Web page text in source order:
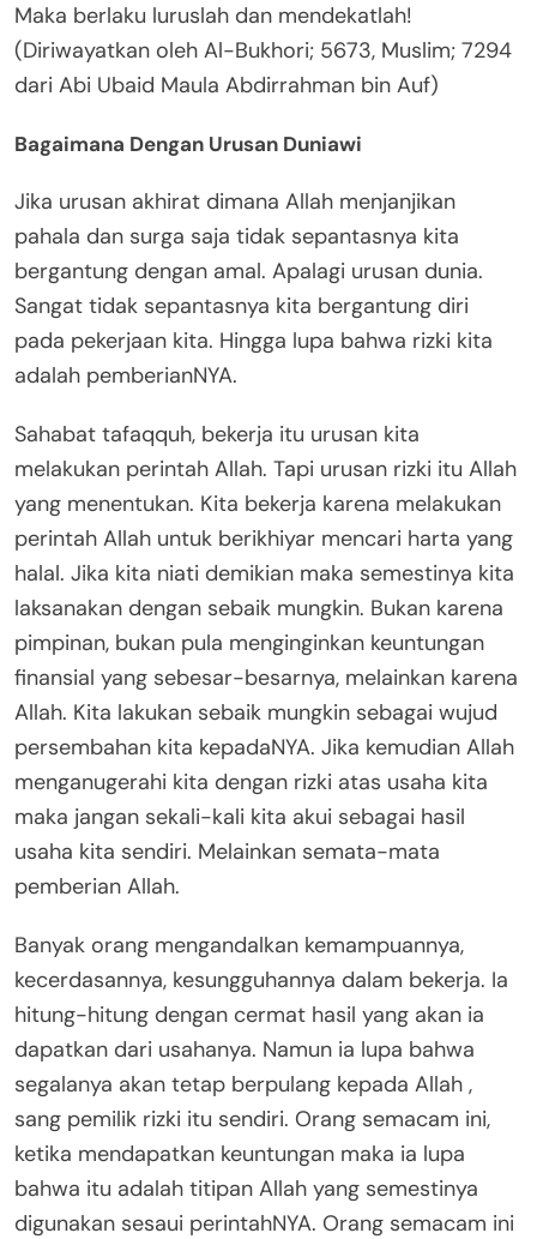
Maka berlaku luruslah dan mendekatlah!
(Diriwayatkan oleh Al-Bukhori; 5673, Muslim; 7294
dari Abi Ubaid Maula Abdirrahman bin Auf)
Bagaimana Dengan Urusan Duniawi
Jika urusan akhirat dimana Allah menjanjikan
pahala dan surga saja tidak sepantasnya kita
bergantung dengan amal. Apalagi urusan dunia.
Sangat tidak sepantasnya kita bergantung diri
pada pekerjaan kita. Hingga lupa bahwa rizki kita
adalah pemberianNYA.
Sahabat tafaqquh, bekerja itu urusan kita
melakukan perintah Allah. Tapi urusan rizki itu Allah
yang menentukan. Kita bekerja karena melakukan
perintah Allah untuk berikhiyar mencari harta yang
halal. Jika kita niati demikian maka semestinya kita
laksanakan dengan sebaik mungkin. Bukan karena
pimpinan, bukan pula menginginkan keuntungan
finansial yang sebesar-besarnya, melainkan karena
Allah. Kita lakukan sebaik mungkin sebagai wujud
persembahan kita kepadaNYA. Jika kemudian Allah
menganugerahi kita dengan rizki atas usaha kita
maka jangan sekali-kali kita akui sebagai hasil
usaha kita sendiri. Melainkan semata-mata
pemberian Allah.
Banyak orang mengandalkan kemampuannya,
kecerdasannya, kesungguhannya dalam bekerja. Ia
hitung-hitung dengan cermat hasil yang akan ia
dapatkan dari usahanya. Namun ia lupa bahwa
segalanya akan tetap berpulang kepada Allah ,
sang pemilik rizki itu sendiri. Orang semacam ini,
ketika mendapatkan keuntungan maka ia lupa
bahwa itu adalah titipan Allah yang semestinya
digunakan sesaui perintahNYA. Orang semacam ini